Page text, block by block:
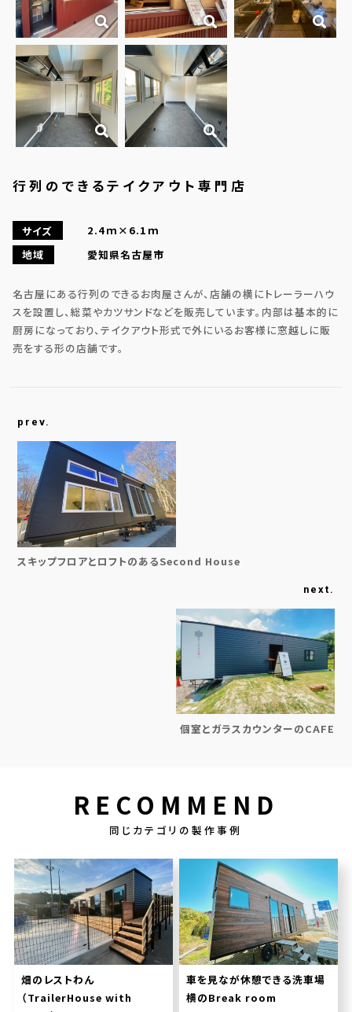
行列のできるテイクアウト専門店
サイズ
2.4ｍ×6.1ｍ
地域
愛知県名古屋市
名古屋にある行列のできるお肉屋さんが、店舗の横にトレーラーハウ
スを設置し、総菜やカツサンドなどを販売しています。内部は基本的に
厨房になっており、テイクアウト形式で外にいるお客様に窓越しに販
売をする形の店舗です。
prev.
スキップフロアとロフトのあるSecond House
next.
個室とガラスカウンターのCAFE
RECOMMEND
同じカテゴリの製作事例
畑のレストわん
（TrailerHouse with
車を見なが休憩できる洗車場
横のBreak room